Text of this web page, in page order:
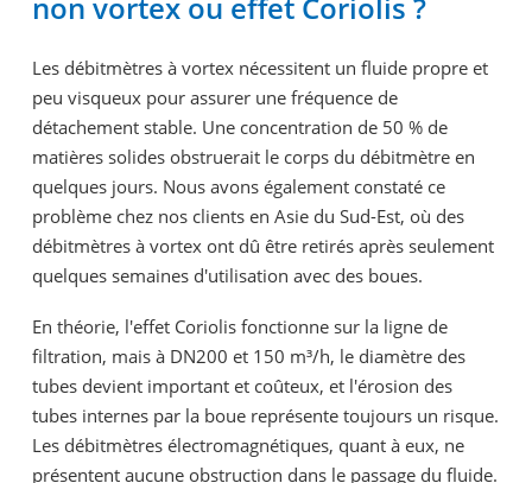
non vortex ou effet Coriolis ?
Les débitmètres à vortex nécessitent un fluide propre et
peu visqueux pour assurer une fréquence de
détachement stable. Une concentration de 50 % de
matières solides obstruerait le corps du débitmètre en
quelques jours. Nous avons également constaté ce
problème chez nos clients en Asie du Sud-Est, où des
débitmètres à vortex ont dû être retirés après seulement
quelques semaines d'utilisation avec des boues.
En théorie, l'effet Coriolis fonctionne sur la ligne de
filtration, mais à DN200 et 150 m³/h, le diamètre des
tubes devient important et coûteux, et l'érosion des
tubes internes par la boue représente toujours un risque.
Les débitmètres électromagnétiques, quant à eux, ne
présentent aucune obstruction dans le passage du fluide.